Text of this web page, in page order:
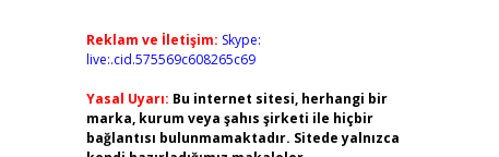
Reklam ve İletişim: Skype:
live:.cid.575569c608265c69
Yasal Uyarı: Bu internet sitesi, herhangi bir
marka, kurum veya şahıs şirketi ile hiçbir
bağlantısı bulunmamaktadır. Sitede yalnızca